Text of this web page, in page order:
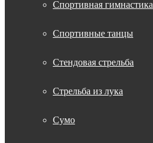
Спортивная гимнастика
Спортивные танцы
Стендовая стрельба
Стрельба из лука
Сумо